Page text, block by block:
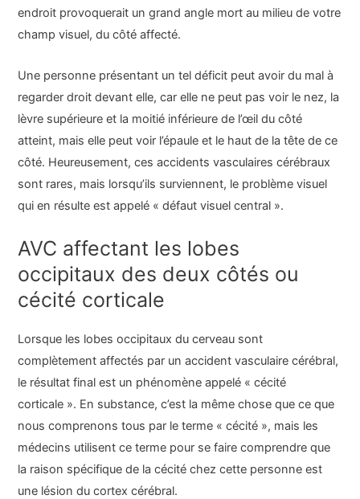
endroit provoquerait un grand angle mort au milieu de votre
champ visuel, du côté affecté.
Une personne présentant un tel déficit peut avoir du mal à
regarder droit devant elle, car elle ne peut pas voir le nez, la
lèvre supérieure et la moitié inférieure de l’œil du côté
atteint, mais elle peut voir l’épaule et le haut de la tête de ce
côté. Heureusement, ces accidents vasculaires cérébraux
sont rares, mais lorsqu’ils surviennent, le problème visuel
qui en résulte est appelé « défaut visuel central ».
AVC affectant les lobes
occipitaux des deux côtés ou
cécité corticale
Lorsque les lobes occipitaux du cerveau sont
complètement affectés par un accident vasculaire cérébral,
le résultat final est un phénomène appelé « cécité
corticale ». En substance, c’est la même chose que ce que
nous comprenons tous par le terme « cécité », mais les
médecins utilisent ce terme pour se faire comprendre que
la raison spécifique de la cécité chez cette personne est
une lésion du cortex cérébral.